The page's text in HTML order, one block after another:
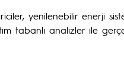
yenilenebilir enerji
tabanlı analizler ile